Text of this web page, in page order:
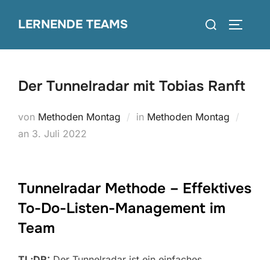
InhaltLERNENDE TEAMS
Suchen
Der Tunnelradar mit Tobias Ranft
von Methoden Montag in Methoden Montag
an Veröffentlicht
3. Juli 2022
Tunnelradar Methode – Effektives
To-Do-Listen-Management im
Team